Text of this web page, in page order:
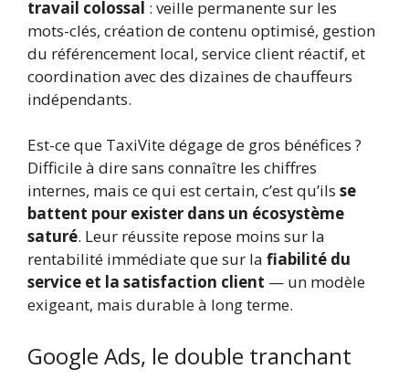
travail colossal : veille permanente sur les
mots-clés, création de contenu optimisé, gestion
du référencement local, service client réactif, et
coordination avec des dizaines de chauffeurs
indépendants.
Est-ce que TaxiVite dégage de gros bénéfices ?
Difficile à dire sans connaître les chiffres
internes, mais ce qui est certain, c’est qu’ils se
battent pour exister dans un écosystème
saturé. Leur réussite repose moins sur la
rentabilité immédiate que sur la fiabilité du
service et la satisfaction client — un modèle
exigeant, mais durable à long terme.
Google Ads, le double tranchant